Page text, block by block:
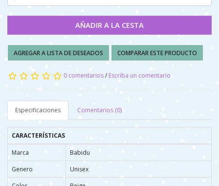
AÑADIR A LA CESTA
AGREGAR A LISTA DE DESEADOS COMPARAR ESTE PRODUCTO
0 comentarios/ Escriba un comentario
Especificaciones Comentarios (0)
CARACTERÍSTICAS
Marca
Babidu
Genero
Unisex